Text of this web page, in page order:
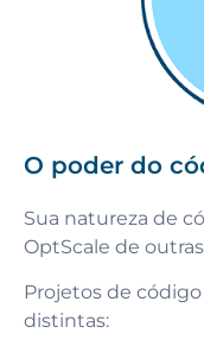
O poder do
Sua natureza de
OptScale de
Projetos de
distintas: